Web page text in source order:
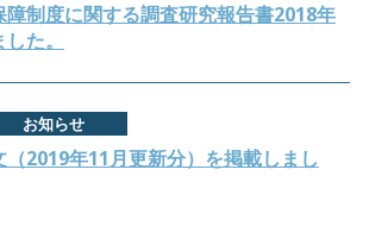
障制度に関する調査研究報告書2018年
た。
お知らせ
2019年11月更新分）を掲載しまし